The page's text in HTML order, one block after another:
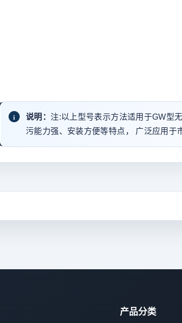
说明：注:以上型号表示方法适用于GW型
污能力强、安装方便等特点， 广泛应用于
产品分类